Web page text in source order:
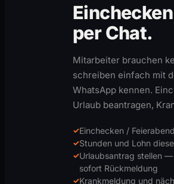
per Chat.
Mitarbeiter brauchen
schreiben einfach mit
WhatsApp kennen.
Urlaub beantragen,
Einchecken /
Stunden und Lohn
Urlaubsantrag stellen
sofort Rückmeldung
Krankmeldung und